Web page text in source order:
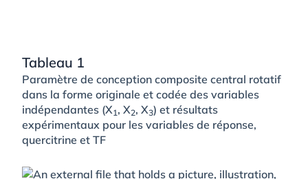
Tableau 1
Paramètre de conception composite central rotatif
dans la forme originale et codée des variables
indépendantes (X1 , X2, X3) et résultats
expérimentaux pour les variables de réponse,
quercitrine et TF